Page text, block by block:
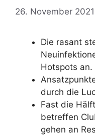
26. November 2021
Die rasant
Hotspots an.
durch die
Fast die
betreffen
gehen an